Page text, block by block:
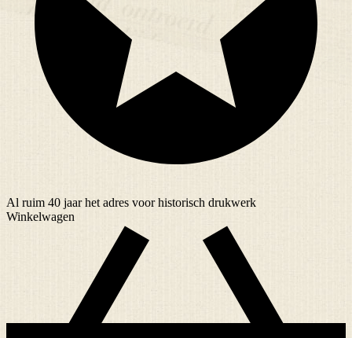
Al ruim 40 jaarhet adres voor historisch drukwerk
Winkelwagen